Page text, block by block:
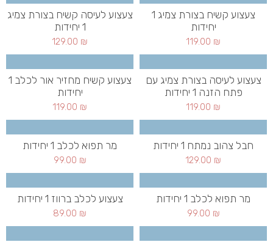
צעצוע קשיח בצורת צמיג 1
יחידות
119.00 ₪
צעצוע לעיסה קשיח בצורת צמיג
1 יחידות
129.00 ₪
צעצוע לעיסה בצורת צמיג עם
פתח הזנה 1 יחידות
119.00 ₪
צעצוע קשיח מחזיר אור לכלב 1
יחידות
119.00 ₪
חבל צהוב נמתח 1 יחידות
129.00 ₪
מר תפוא לכלב 1 יחידות
99.00 ₪
מר תפוא לכלב 1 יחידות
99.00 ₪
צעצוע לכלב ברווז 1 יחידות
89.00 ₪